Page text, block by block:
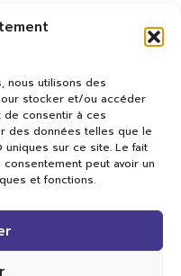
nous utilisons des
stocker et/ou accéder
de consentir à ces
des données telles que le
sur ce site. Le fait
peut avoir un
et fonctions.